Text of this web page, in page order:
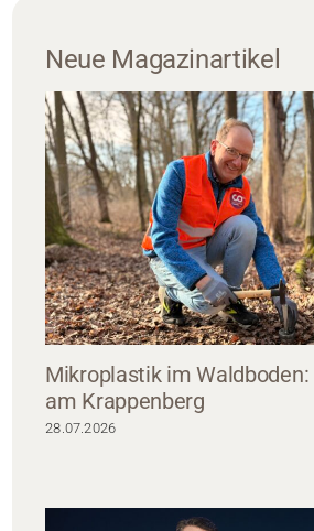
Neue Magazinartikel
Mikroplastik im Waldboden:
am Krappenberg
28.07.2026